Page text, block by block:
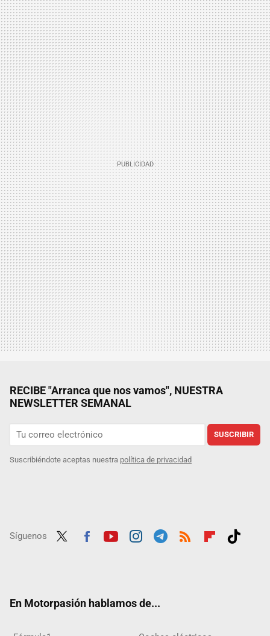
RECIBE "Arranca que nos vamos", NUESTRA
NEWSLETTER SEMANAL
SUSCRIBIR
Suscribiéndote aceptas nuestra política de privacidad
Síguenos
En Motorpasión hablamos de...